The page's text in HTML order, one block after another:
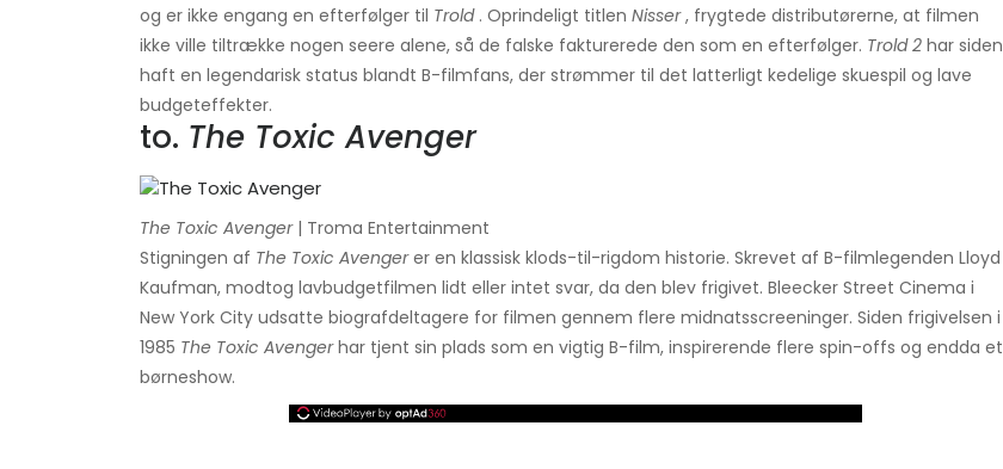
og er ikke engang en efterfølger til Trold. Oprindeligt titlen Nisser, frygtede distributørerne, at filmen
ikke ville tiltrække nogen seere alene, så de falske fakturerede den som en efterfølger. Trold 2 har siden
haft en legendarisk status blandt B-filmfans, der strømmer til det latterligt kedelige skuespil og lave
budgeteffekter.
to. The Toxic Avenger
The Toxic Avenger| Troma Entertainment
Stigningen af The Toxic Avengerer en klassisk klods-til-rigdom historie. Skrevet af B-filmlegenden Lloyd
Kaufman, modtog lavbudgetfilmen lidt eller intet svar, da den blev frigivet. Bleecker Street Cinema i
New York City udsatte biografdeltagere for filmen gennem flere midnatsscreeninger. Siden frigivelsen i
1985 The Toxic Avengerhar tjent sin plads som en vigtig B-film, inspirerende flere spin-offs og endda et
børneshow.